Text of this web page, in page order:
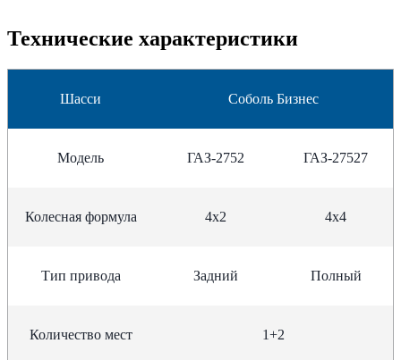
Технические характеристики
Шасси Соболь Бизнес
Модель ГАЗ-2752 ГАЗ-27527
Колесная формула 4х2 4х4
Тип привода Задний Полный
Количество мест 1+2